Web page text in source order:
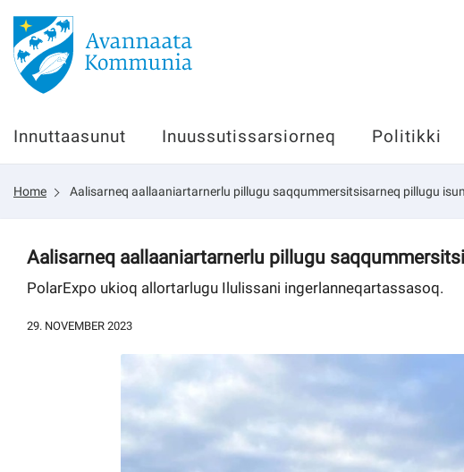
Innuttaasunut
Inuussutissarsiorneq
Politikki
Tassaarsuaq
sullissivik.gl
Kommuni pillugu paasissutissat
Innuttaasunut Inuussutissarsiorneq Politikki
Home Aalisarneq aallaaniartarnerlu pillugu saqqummersitsisarneq pillugu
Aalisarneq aallaaniartarnerlu pillugu
PolarExpo ukioq allortarlugu Ilulissani ingerlanneqartassasoq.
29. NOVEMBER 2023